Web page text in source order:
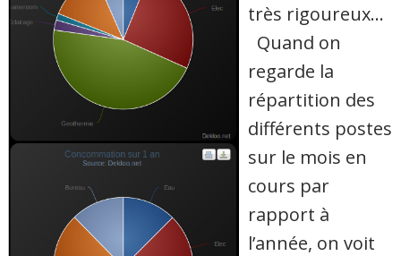
très rigoureux…
Quand on
regarde la
répartition des
différents postes
sur le mois en
cours par
rapport à
l’année, on voit